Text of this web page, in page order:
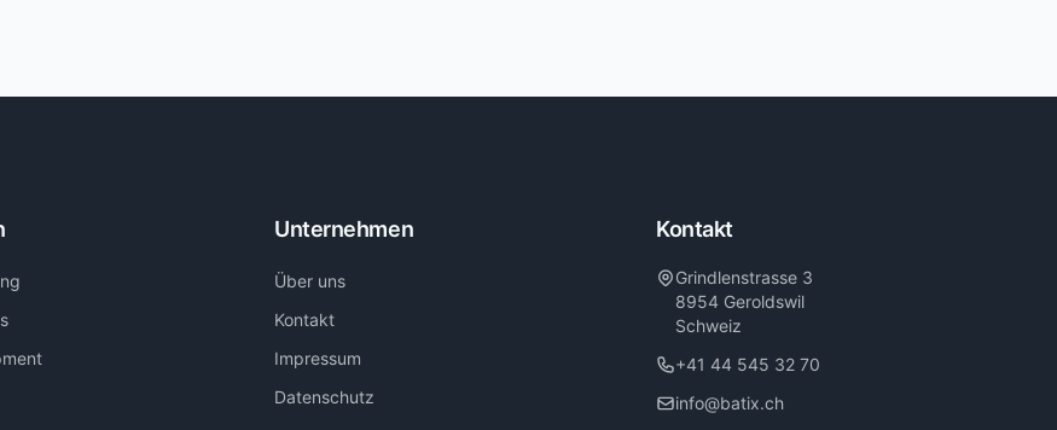
Unternehmen
Über uns
Kontakt
Impressum
Datenschutz
Kontakt
Grindlenstrasse 3
8954 Geroldswil
Schweiz
+41 44 545 32 70
info@batix.ch